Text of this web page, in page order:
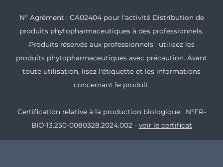
N° Agrément : CA02404 pour l'activité Distribution de
produits phytopharmaceutiques à des professionnels.
Produits réservés aux professionnels : utilisez les
produits phytopharmaceutiques avec précaution. Avant
toute utilisation, lisez l'étiquette et les informations
concernant le produit.
Certification relative à la production biologique : N°FR-
BIO-13.250-0080328.2024.002 - voir le certificat